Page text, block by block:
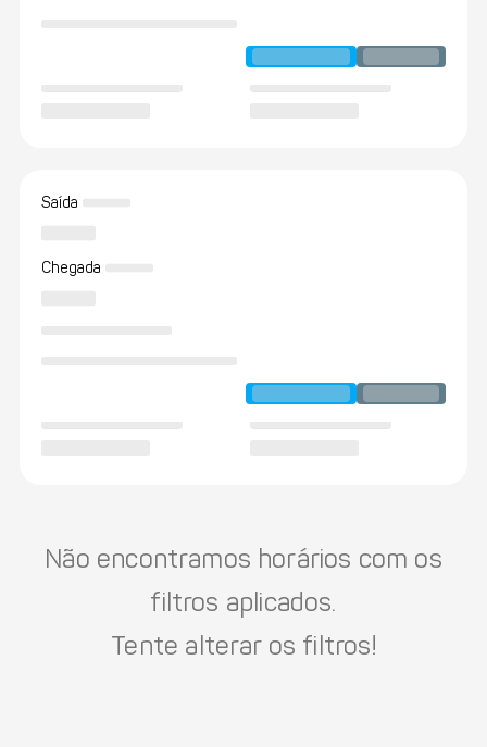
Saída
Chegada
Não encontramos horários com os
filtros aplicados.
Tente alterar os filtros!